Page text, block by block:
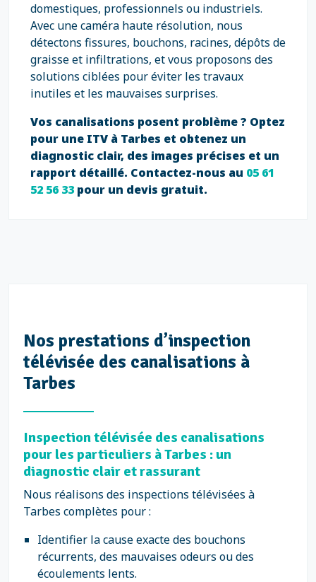
domestiques, professionnels ou industriels.
Avec une caméra haute résolution, nous
détectons fissures, bouchons, racines, dépôts de
graisse et infiltrations, et vous proposons des
solutions ciblées pour éviter les travaux
inutiles et les mauvaises surprises.
Vos canalisations posent problème ? Optez
pour une ITV à Tarbes et obtenez un
diagnostic clair, des images précises et un
rapport détaillé. Contactez-nous au 05 61
52 56 33 pour un devis gratuit.
Nos prestations d’inspection
télévisée des canalisations à
Tarbes
Inspection télévisée des canalisations
pour les particuliers à Tarbes : un
diagnostic clair et rassurant
Nous réalisons des inspections télévisées à
Tarbes complètes pour :
Identifier la cause exacte des bouchons
récurrents, des mauvaises odeurs ou des
écoulements lents.